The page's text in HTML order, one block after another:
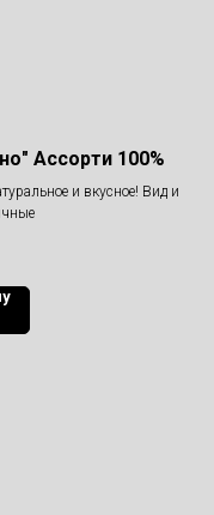
Ассорти 100%
и вкусное! Вид и